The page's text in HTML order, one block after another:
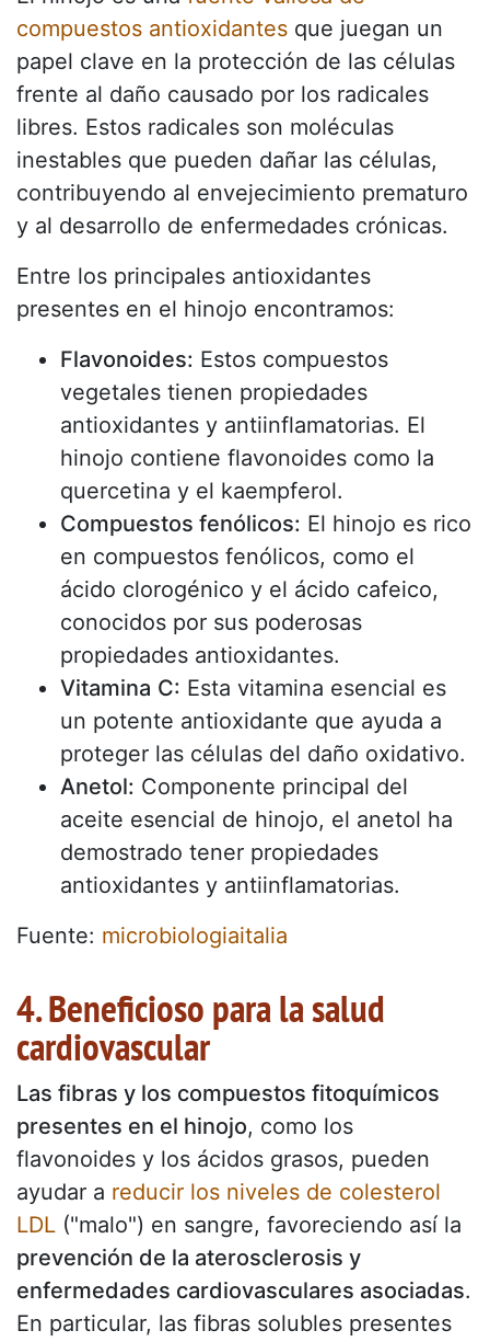
compuestos antioxidantes que juegan un
papel clave en la protección de las células
frente al daño causado por los radicales
libres. Estos radicales son moléculas
inestables que pueden dañar las células,
contribuyendo al envejecimiento prematuro
y al desarrollo de enfermedades crónicas.
Entre los principales antioxidantes
presentes en el hinojo encontramos:
Flavonoides: Estos compuestos
vegetales tienen propiedades
antioxidantes y antiinflamatorias. El
hinojo contiene flavonoides como la
quercetina y el kaempferol.
Compuestos fenólicos: El hinojo es rico
en compuestos fenólicos, como el
ácido clorogénico y el ácido cafeico,
conocidos por sus poderosas
propiedades antioxidantes.
Vitamina C: Esta vitamina esencial es
un potente antioxidante que ayuda a
proteger las células del daño oxidativo.
Anetol: Componente principal del
aceite esencial de hinojo, el anetol ha
demostrado tener propiedades
antioxidantes y antiinflamatorias.
Fuente: microbiologiaitalia
4. Beneficioso para la salud
cardiovascular
Las fibras y los compuestos fitoquímicos
presentes en el hinojo, como los
flavonoides y los ácidos grasos, pueden
ayudar a reducir los niveles de colesterol
LDL ("malo") en sangre, favoreciendo así la
prevención de la aterosclerosis y
enfermedades cardiovasculares asociadas.
En particular, las fibras solubles presentes